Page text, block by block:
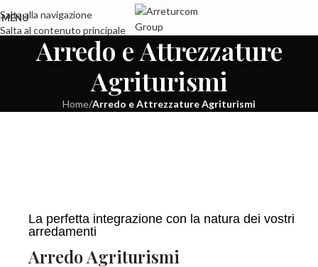
Salta alla navigazione
Salta al contenuto principale
MENU
Arredo e Attrezzature
Agriturismi
Home/Arredo e Attrezzature Agriturismi
La perfetta integrazione con la natura dei vostri
arredamenti
Arredo Agriturismi